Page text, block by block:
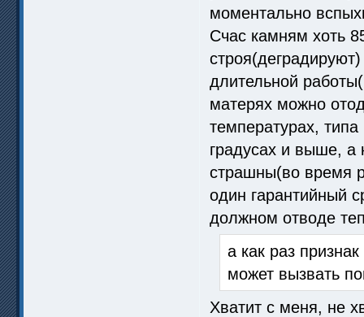
моментально
Cчас камням хоть
длительной
матерях можно
температурах,
градусах и выше, а
страшны(во время
один гарантийный
должном отводе
а как раз
может вызвать
Хватит с меня, не